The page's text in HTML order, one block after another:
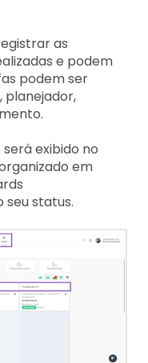
as
e podem
podem ser
planejador,
exibido no
em
status.